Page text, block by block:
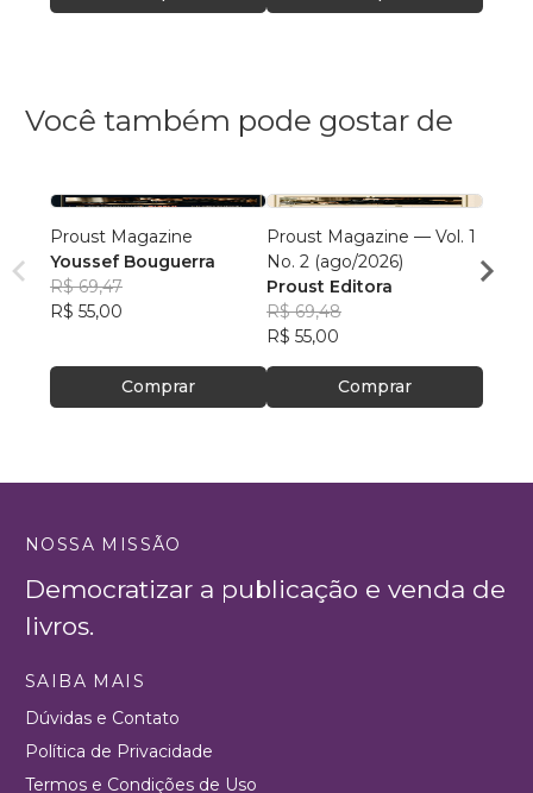
Você também pode gostar de
Proust Magazine
Youssef Bouguerra
R$ 69,47
R$ 55,00
Comprar
Proust Magazine — Vol. 1
No. 2 (ago/2026)
Proust Editora
R$ 69,48
R$ 55,00
Comprar
NOSSA MISSÃO
Democratizar a publicação e venda de
livros.
SAIBA MAIS
Dúvidas e Contato
Política de Privacidade
Termos e Condições de Uso